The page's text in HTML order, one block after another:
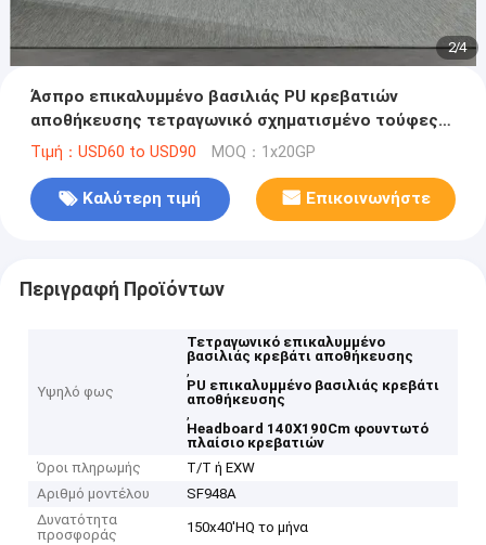
2/4
Άσπρο επικαλυμμένο βασιλιάς PU κρεβατιών
αποθήκευσης τετραγωνικό σχηματισμένο τούφες
Headboard πλαίσιο 140X190Cm κρεβατιών
Τιμή：USD60 to USD90 MOQ：1x20GP
Καλύτερη τιμή Επικοινωνήστε
Περιγραφή Προϊόντων
Υψηλό φως
Τετραγωνικό επικαλυμμένο
βασιλιάς κρεβάτι αποθήκευσης
,
PU επικαλυμμένο βασιλιάς κρεβάτι
αποθήκευσης
,
Headboard 140X190Cm φουντωτό
πλαίσιο κρεβατιών
Όροι πληρωμής
T/T ή EXW
Αριθμό μοντέλου
SF948A
Δυνατότητα
προσφοράς
150x40'HQ το μήνα